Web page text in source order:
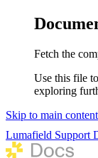
Fetch the
Use this file
exploring
Skip to main content
Lumafield Support